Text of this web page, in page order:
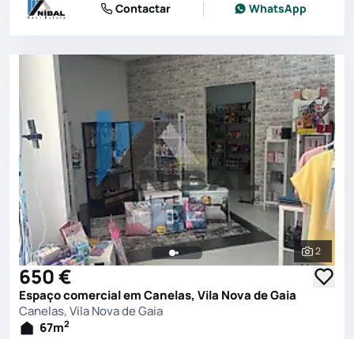
Contactar WhatsApp
Ver
2
650 €
Espaço comercial em Canelas, Vila Nova de Gaia
Canelas, Vila Nova de Gaia
67m2